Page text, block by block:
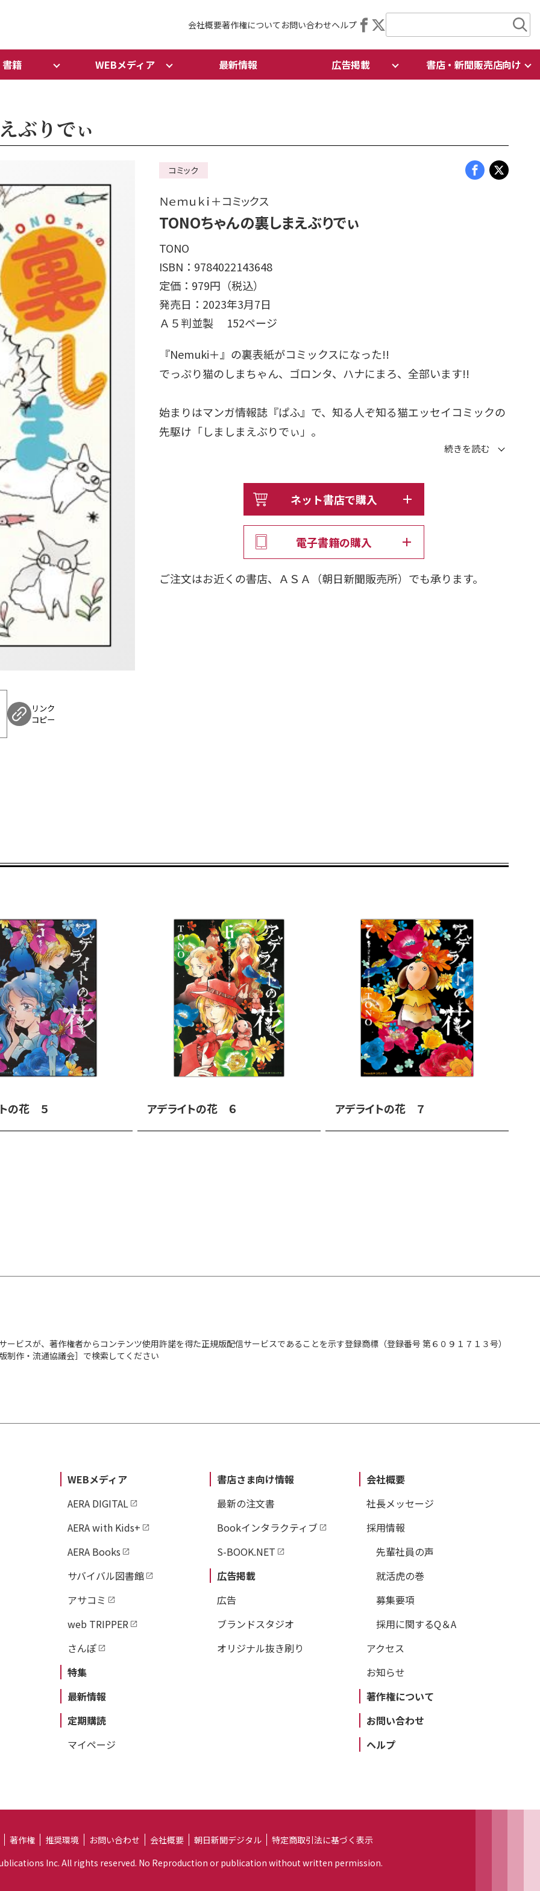
会社概要著作権について お問い合わせヘルプ
書籍 WEBメディア 最新情報 広告掲載 書店・新聞販売店向け
ぶりでぃ
リンク
コピー
コミック
Ｎｅｍｕｋｉ＋コミックス
TONOちゃんの裏しまえぶりでぃ
TONO
ISBN：9784022143648
定価：979円（税込）
発売日：2023年3月7日
Ａ５判並製 152ページ
『Nemuki＋』の裏表紙がコミックスになった!!
でっぷり猫のしまちゃん、ゴロンタ、ハナにまろ、全部います!!
始まりはマンガ情報誌『ぱふ』で、知る人ぞ知る猫エッセイコミックの
先駆け「しましまえぶりでぃ」。
『ネムキ』から『Nemuki＋』にかけて雑誌のもう一つの顔、裏表紙の
著者とその家族がこれまで一緒に生活してきた歴代猫の1頁マンガを100
2．全部1頁マンガで話数100本。
ネット書店で購入
電子書籍の購入
ご注文はお近くの書店、ＡＳＡ（朝日新聞販売所）でも承ります。
の花 ５ アデライトの花 ６ アデライトの花 ７
ビスが、著作権者からコンテンツ使用許諾を得た正規版配信サービスであることを示す登録商標（登録番号 第６０９１７１３号）
制作・流通協議会］で検索してください
WEBメディア
AERA DIGITAL
AERA with Kids+
AERA Books
サバイバル図書館
アサコミ
web TRIPPER
さんぽ
特集
最新情報
定期購読
マイページ
書店さま向け情報
最新の注文書
Bookインタラクティブ
S-BOOK.NET
広告掲載
広告
ブランドスタジオ
オリジナル抜き刷り
会社概要
社長メッセージ
採用情報
先輩社員の声
就活虎の巻
募集要項
採用に関するQ＆A
アクセス
お知らせ
著作権について
お問い合わせ
ヘルプ
著作権 推奨環境 お問い合わせ 会社概要 朝日新聞デジタル
特定商取引法に基づく表示
Inc. All rights reserved. No Reproduction or publication without written permission.